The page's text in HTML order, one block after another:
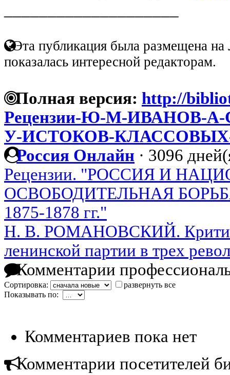
Эта публикация была размещена на
показалась интересной редакторам.
Полная версия: http://
Рецензии-Ю-М-ИВАНОВ-
У-ИСТОКОВ-
Россия Онлайн · 3096
Рецензии. "РОССИЯ И
ОСВОБОДИТЕЛЬНАЯ
1875-1878 гг."
Н. В. РОМАНОВСКИЙ.
ленинской партии в трех
Комментарии
Сортировка:
развернуть все
Показывать по:
Комментариев пока нет
Комментарии посетителей